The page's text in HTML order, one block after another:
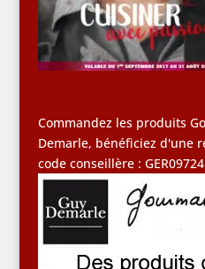
Commandez les produits
Demarle, bénéficiez d'une
code conseillère : GER09724